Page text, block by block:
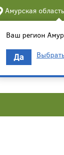
Амурская область
Ваш регион
Да